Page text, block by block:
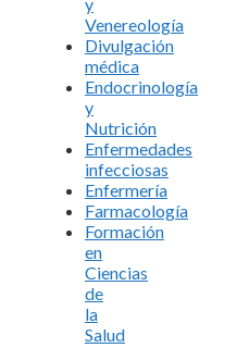
Venereología
Divulgación
médica
Endocrinología
y
Nutrición
Enfermedades
infecciosas
Enfermería
Farmacología
Formación
en
Ciencias
de
la
Salud